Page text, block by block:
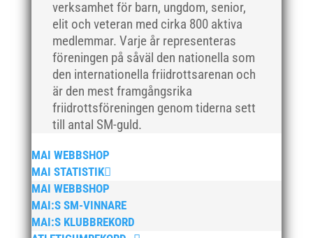
verksamhet för barn, ungdom, senior,
elit och veteran med cirka 800 aktiva
medlemmar. Varje år representeras
föreningen på såväl den nationella som
den internationella friidrottsarenan och
är den mest framgångsrika
friidrottsföreningen genom tiderna sett
till antal SM-guld.
MAI WEBBSHOP
MAI STATISTIK
MAI WEBBSHOP
MAI:S SM-VINNARE
MAI:S KLUBBREKORD
oktober 2018
september 2018
augusti 2018
juli 2018
juni 2018
maj 2018
mars 2018
februari 2018
januari 2018
december 2017